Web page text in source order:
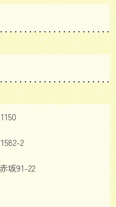
2
坂91-22